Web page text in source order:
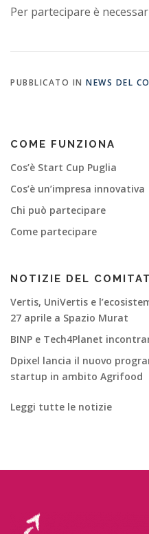
Per partecipare è
PUBBLICATO IN NEWS DEL
COME FUNZIONA
Cos’è Start Cup Puglia
Cos’è un’impresa innovativa
Chi può partecipare
Come partecipare
NOTIZIE DEL
Vertis, UniVertis e
27 aprile a Spazio Murat
BINP e Tech4Planet
Dpixel lancia il nuovo
startup in ambito Agrifood
Leggi tutte le notizie